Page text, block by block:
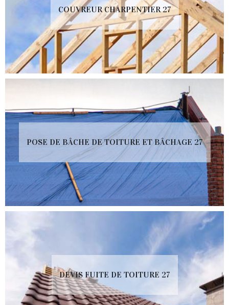
COUVREUR CHARPENTIER 27
POSE DE BÂCHE DE TOITURE ET BÂCHAGE 27
DEVIS FUITE DE TOITURE 27